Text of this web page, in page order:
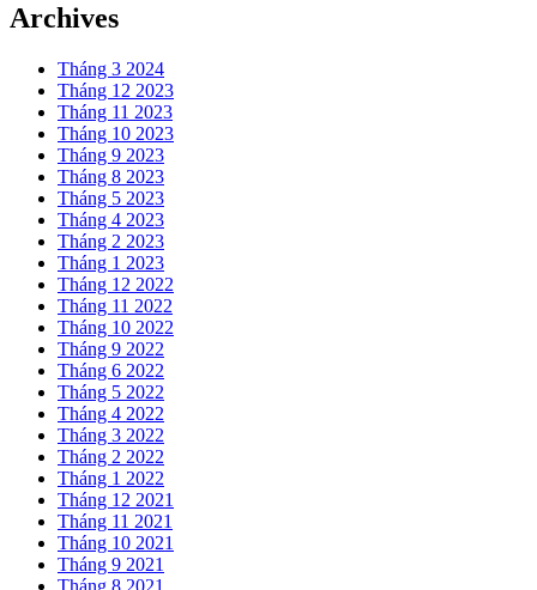
Archives
Tháng 3 2024
Tháng 12 2023
Tháng 11 2023
Tháng 10 2023
Tháng 9 2023
Tháng 8 2023
Tháng 5 2023
Tháng 4 2023
Tháng 2 2023
Tháng 1 2023
Tháng 12 2022
Tháng 11 2022
Tháng 10 2022
Tháng 9 2022
Tháng 6 2022
Tháng 5 2022
Tháng 4 2022
Tháng 3 2022
Tháng 2 2022
Tháng 1 2022
Tháng 12 2021
Tháng 11 2021
Tháng 10 2021
Tháng 9 2021
Tháng 8 2021